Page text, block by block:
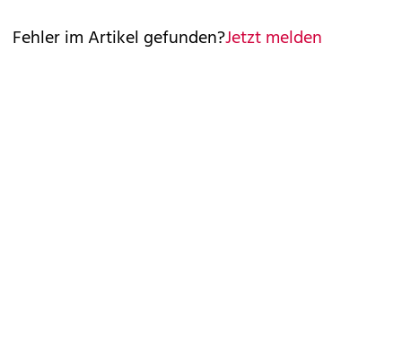
Fehler im Artikel gefunden?Jetzt melden